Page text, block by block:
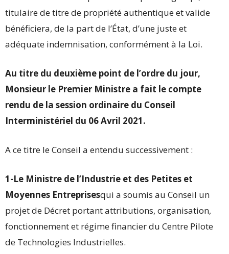
titulaire de titre de propriété authentique et valide
bénéficiera, de la part de l’État, d’une juste et
adéquate indemnisation, conformément à la Loi.
Au titre du deuxième point de l’ordre du jour,
Monsieur le Premier Ministre a fait le compte
rendu de la session ordinaire du Conseil
Interministériel du 06 Avril 2021.
A ce titre le Conseil a entendu successivement :
1-Le Ministre de l’Industrie et des Petites et
Moyennes Entreprisesqui a soumis au Conseil un
projet de Décret portant attributions, organisation,
fonctionnement et régime financier du Centre Pilote
de Technologies Industrielles.